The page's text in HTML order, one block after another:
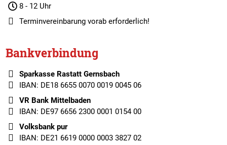
8 - 12 Uhr
Terminvereinbarungvorab erforderlich!
Bankverbindung
Sparkasse Rastatt Gernsbach
IBAN: DE18 6655 0070 0019 0045 06
VR Bank Mittelbaden
IBAN: DE97 6656 2300 0001 0154 00
Volksbank pur
IBAN: DE21 6619 0000 0003 3827 02